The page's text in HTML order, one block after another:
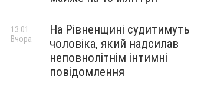
На Рівненщині судитимуть
чоловіка, який надсилав
неповнолітнім інтимні
повідомлення
13:01
Вчора